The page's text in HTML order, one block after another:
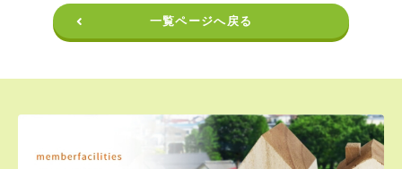
一覧ページへ戻る